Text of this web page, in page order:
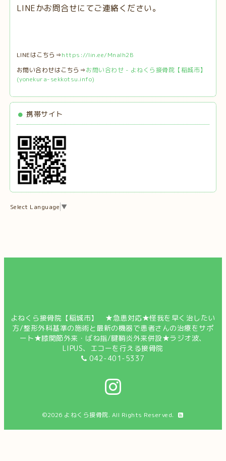
LINEかお問合せにてご連絡ください。
LINEはこちら⇒https://lin.ee/MnaIh2B
お問い合わせはこちら⇒お問い合わせ - よねくら接骨院【稲城市】
(yonekura-sekkotsu.info)
携帯サイト
Select Language ▼
よねくら接骨院【稲城市】 ★急患対応★怪我を早く治したい
方/整形外科基準の施術と最新の機器で患者さんの治療をサポ
ート★膝関節外来・ばね指/腱鞘炎外来併設★ラジオ波、
LIPUS、エコーを行える接骨院
042-401-5337
©2026 よねくら接骨院. All Rights Reserved.